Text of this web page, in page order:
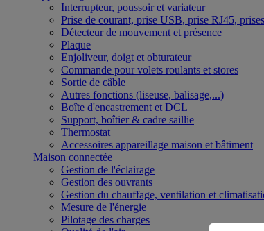
Interrupteur, poussoir et variateur
Prise de courant, prise USB, prise RJ45,
Détecteur de mouvement et présence
Plaque
Enjoliveur, doigt et obturateur
Commande pour volets roulants et stores
Sortie de câble
Autres fonctions (liseuse, balisage,...)
Boîte d'encastrement et DCL
Support, boîtier & cadre saillie
Thermostat
Accessoires appareillage maison et bâtiment
Maison connectée
Gestion de l'éclairage
Gestion des ouvrants
Gestion du chauffage, ventilation et
Mesure de l'énergie
Pilotage des charges